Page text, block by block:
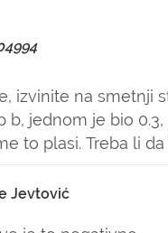
izvinite na smetnji
b, jednom je bio
to plasi. Treba li
Jevtović